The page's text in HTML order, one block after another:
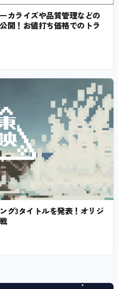
カライズや品質管理などの
開！お値打ち価格でのトラ
グ3タイトルを発表！オリジ